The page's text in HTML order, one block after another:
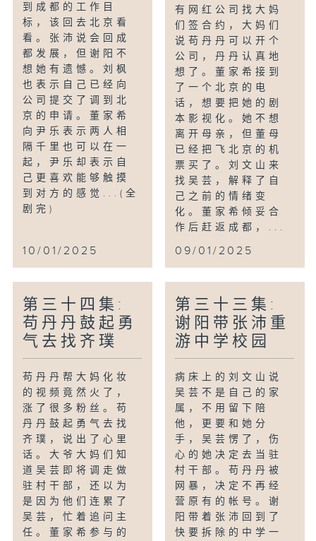
到成都的工作目
标，该回去北京看
看。张沛说会回成
都发展，但谢阳不
想她有遗憾。刘枫
也表示自己已经向
公司提交了调到北
京的申请。董家希
向尹乐表示两人相
隔千里也可以在一
起，尹乐却表示自
己更喜欢能够触摸
到对方的感觉...(全
剧完)
10/01/2025
有网红公司找大妈
们签合约，大妈们
说苟丹丹可以开个
公司，丹丹认真地
想了。董家希接到
了一个北京的电
话，想要把她的剧
本影视化。她不想
离开母亲，但董母
已经把飞北京的机
票买了。刘文山来
找吴芸，解释了自
己之前的情绪变
化。董家希倾妥合
作后赶返成都，...
09/01/2025
第三十四集:
苟丹丹鼓起勇
气去找齐璞
苟丹丹帮大妈化妆
的视频竟然火了，
涨了很多粉丝。苟
丹丹鼓起勇气去找
齐璞，说出了心里
话。大爷大妈们知
道吴芸即将调走做
驻村干部，还以为
是因为他们连累了
吴芸，忙着追问主
任。董家希参与的
第三十三集:
谢阳带张沛重
游中学校园
病床上的刘文山说
吴芸不是自己的家
属，不用留下陪
他，更要和她分
手，吴芸愣了，伤
心的她决定去当驻
村干部。苟丹丹被
网暴，决定不再经
营原有的帐号。谢
阳带着张沛回到了
快要拆除的中学一